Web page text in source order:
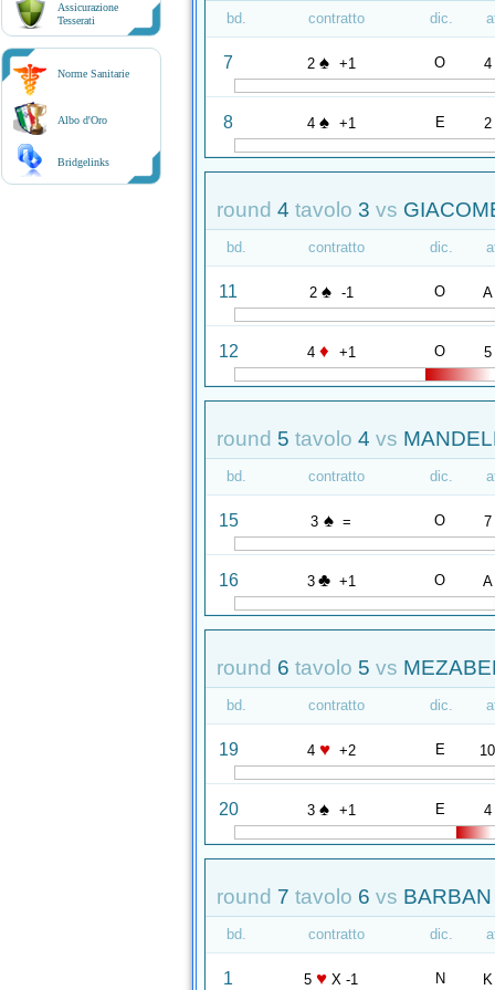
Assicurazione
Tesserati
Norme Sanitarie
Albo d'Oro
Bridgelinks
bd. contratto dic.
7 2 ♠ +1 O 4
8 4 ♠ +1 E 2
round 4 tavolo 3 vs
bd. contratto dic.
11 2 ♠ -1 O A
12 4 ♦ +1 O 5
round 5 tavolo 4 vs
bd. contratto dic.
15 3 ♠ = O 7
16 3 ♣ +1 O A
round 6 tavolo 5 vs
bd. contratto dic.
19 4 ♥ +2 E 10
20 3 ♠ +1 E 4
round 7 tavolo 6 vs
bd. contratto dic.
1 5 ♥ X -1 N K